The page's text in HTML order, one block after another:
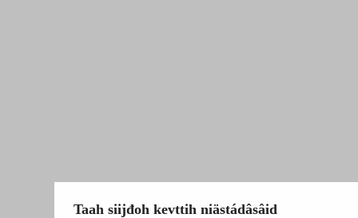
Taah siijđoh kevttih niästádâsâid